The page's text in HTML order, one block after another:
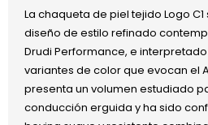
La chaqueta de piel tejido Logo
diseño de estilo refinado
Drudi Performance, e
variantes de color que evocan el
presenta un volumen estudiado
conducción erguida y ha sido